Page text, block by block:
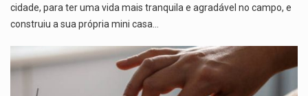
cidade, para ter uma vida mais tranquila e agradável no campo, e
construiu a sua própria mini casa…